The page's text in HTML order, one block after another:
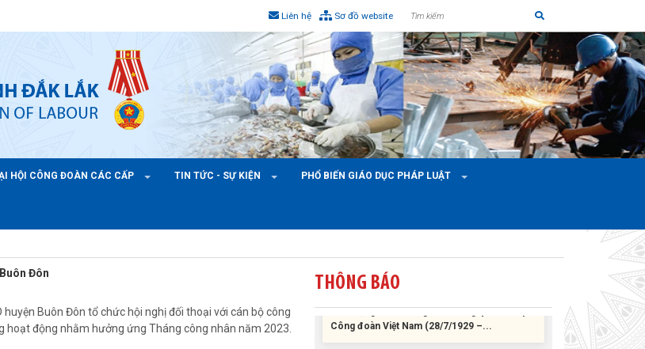
Liên hệ Sơ đồ website
HỘI CÔNG ĐOÀN CÁC CẤP TIN TỨC - SỰ KIỆN PHỔ BIẾN GIÁO DỤC PHÁP LUẬT
Đôn
Buôn Đôn tổ chức hội nghị đối thoại với cán bộ công
động nhằm hưởng ứng Tháng công nhân năm 2023.
THÔNG BÁO
đoàn viên công đoàn có hoàn cảnh...
Bàn giao Mái ấm công đoàn cho 2 đoàn viên
thuộc Công đoàn phường Tân An
Liên đoàn Lao động tỉnh trao tặng 100 bộ bút
chấm đọc tiếng Anh cho con đoàn viên, người
lao động khó khăn trước khai...
hoạt động chào mừng 97 năm ngày thành lập